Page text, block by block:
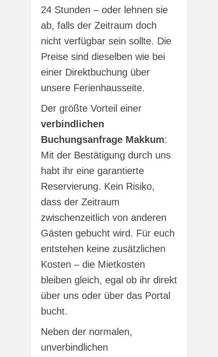
24 Stunden – oder lehnen sie
ab, falls der Zeitraum doch
nicht verfügbar sein sollte. Die
Preise sind dieselben wie bei
einer Direktbuchung über
unsere Ferienhausseite.
Der größte Vorteil einer
verbindlichen
Buchungsanfrage Makkum:
Mit der Bestätigung durch uns
habt ihr eine garantierte
Reservierung. Kein Risiko,
dass der Zeitraum
zwischenzeitlich von anderen
Gästen gebucht wird. Für euch
entstehen keine zusätzlichen
Kosten – die Mietkosten
bleiben gleich, egal ob ihr direkt
über uns oder über das Portal
bucht.
Neben der normalen,
unverbindlichen